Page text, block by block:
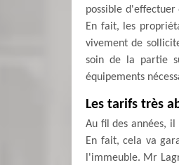
possible
En fait, les
vivement de
soin de la partie
équipements
Les tarifs très
Au fil des années,
En fait, cela va
l'immeuble. Mr